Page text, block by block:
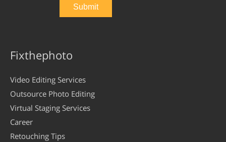
Fixthephoto
Video Editing Services
Outsource Photo Editing
Virtual Staging Services
Career
Retouching Tips